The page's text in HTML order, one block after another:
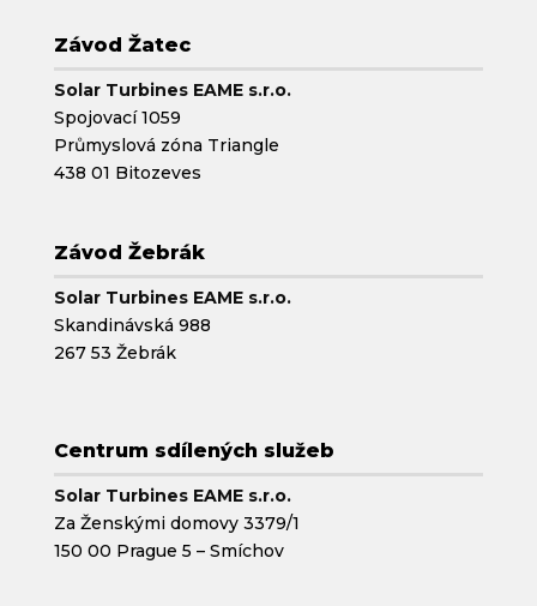
Závod Žatec
Solar Turbines EAME s.r.o.
Spojovací 1059
Průmyslová zóna Triangle
438 01 Bitozeves
Závod Žebrák
Solar Turbines EAME s.r.o.
Skandinávská 988
267 53 Žebrák
Centrum sdílených služeb
Solar Turbines EAME s.r.o.
Za Ženskými domovy 3379/1
150 00 Prague 5 – Smíchov